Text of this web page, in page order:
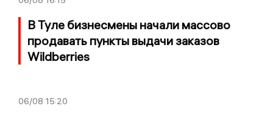
В Туле бизнесмены начали массово
продавать пункты выдачи заказов
Wildberries
06/08 15:20